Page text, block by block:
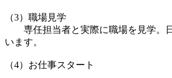
（3）職場見学
専任担当者と実際に職場を見学。
います。
（4）お仕事スタート